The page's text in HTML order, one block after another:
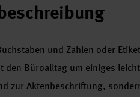
und Zahlen oder
den Büroalltag um einiges
zur Aktenbeschriftung,